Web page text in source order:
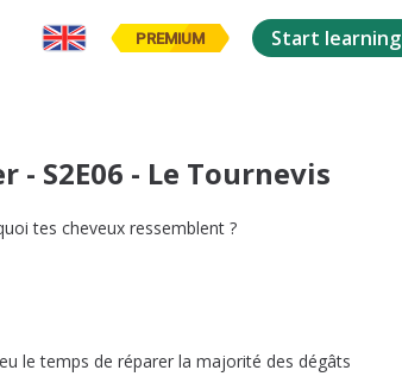
PREMIUM Start learning
- S2E06 - Le Tournevis
tes cheveux ressemblent ?
eu le temps de réparer la majorité des dégâts